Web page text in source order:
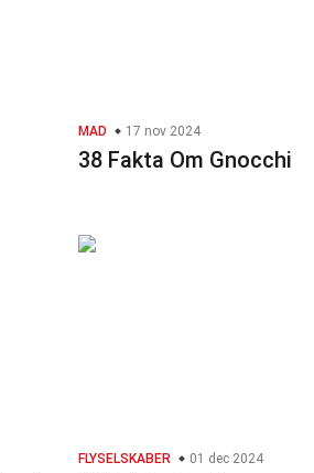
MAD 17 nov 2024
38 Fakta Om Gnocchi
FLYSELSKABER 01 dec 2024